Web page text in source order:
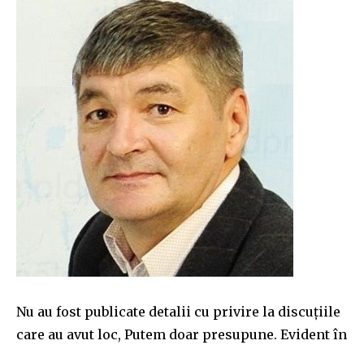
Nu au fost publicate detalii cu privire la discuțiile
care au avut loc, Putem doar presupune. Evident în